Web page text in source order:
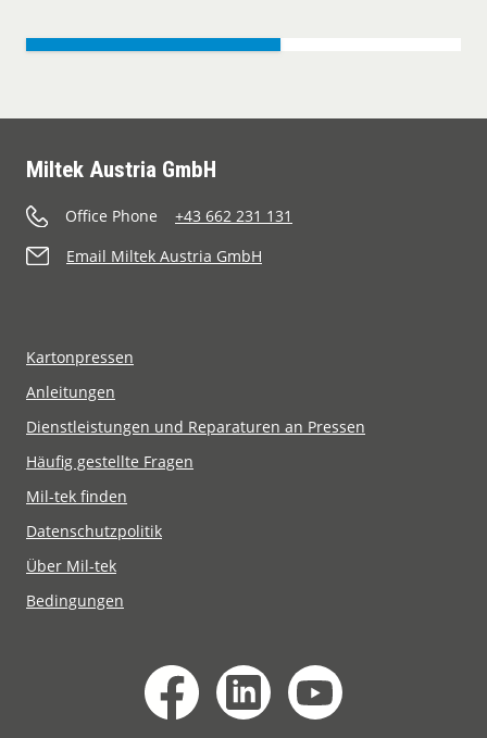
Miltek Austria GmbH
Office Phone
+43 662 231 131
Email Miltek Austria GmbH
Kartonpressen
Anleitungen
Dienstleistungen und Reparaturen an Pressen
Häufig gestellte Fragen
Mil-tek finden
Datenschutzpolitik
Über Mil-tek
Bedingungen